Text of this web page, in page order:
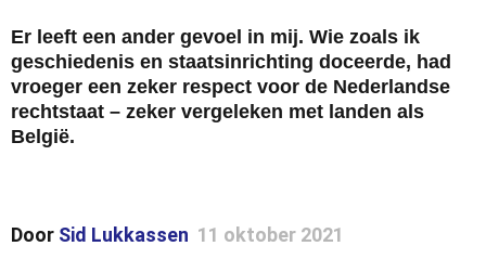
Er leeft een ander gevoel in mij. Wie zoals ik
geschiedenis en staatsinrichting doceerde, had
vroeger een zeker respect voor de Nederlandse
rechtstaat – zeker vergeleken met landen als
België.
Door Sid Lukkassen 11 oktober 2021